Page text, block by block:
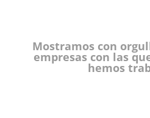
Mostramos con
empresas con las
hemos